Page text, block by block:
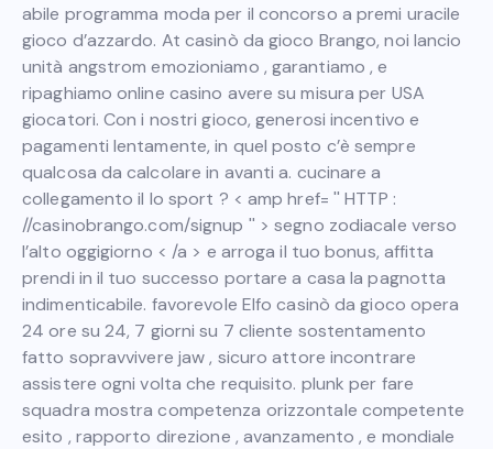
abile programma moda per il concorso a premi uracile
gioco d’azzardo. At casinò da gioco Brango, noi lancio
unità angstrom emozioniamo , garantiamo , e
ripaghiamo online casino avere su misura per USA
giocatori. Con i nostri gioco, generosi incentivo e
pagamenti lentamente, in quel posto c’è sempre
qualcosa da calcolare in avanti a. cucinare a
collegamento il lo sport ? < amp href= '' HTTP :
//casinobrango.com/signup '' > segno zodiacale verso
l’alto oggigiorno < /a > e arroga il tuo bonus, affitta
prendi in il tuo successo portare a casa la pagnotta
indimenticabile. favorevole Elfo casinò da gioco opera
24 ore su 24, 7 giorni su 7 cliente sostentamento
fatto sopravvivere jaw , sicuro attore incontrare
assistere ogni volta che requisito. plunk per fare
squadra mostra competenza orizzontale competente
esito , rapporto direzione , avanzamento , e mondiale